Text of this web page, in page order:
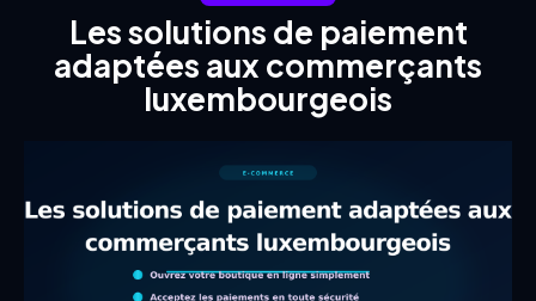
Les solutions de paiement
adaptées aux commerçants
luxembourgeois